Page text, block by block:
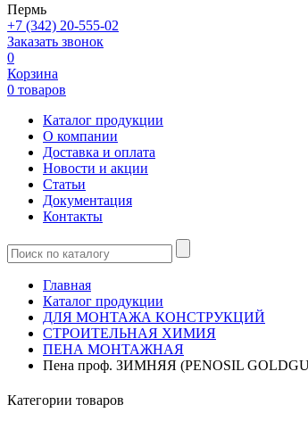
Пермь
+7 (342) 20-555-02
Заказать звонок
0
Корзина
0 товаров
Каталог продукции
О компании
Доставка и оплата
Новости и акции
Статьи
Документация
Контакты
Главная
Каталог продукции
ДЛЯ МОНТАЖА КОНСТРУКЦИЙ
СТРОИТЕЛЬНАЯ ХИМИЯ
ПЕНА МОНТАЖНАЯ
Пена проф. ЗИМНЯЯ (PENOSIL
Категории товаров